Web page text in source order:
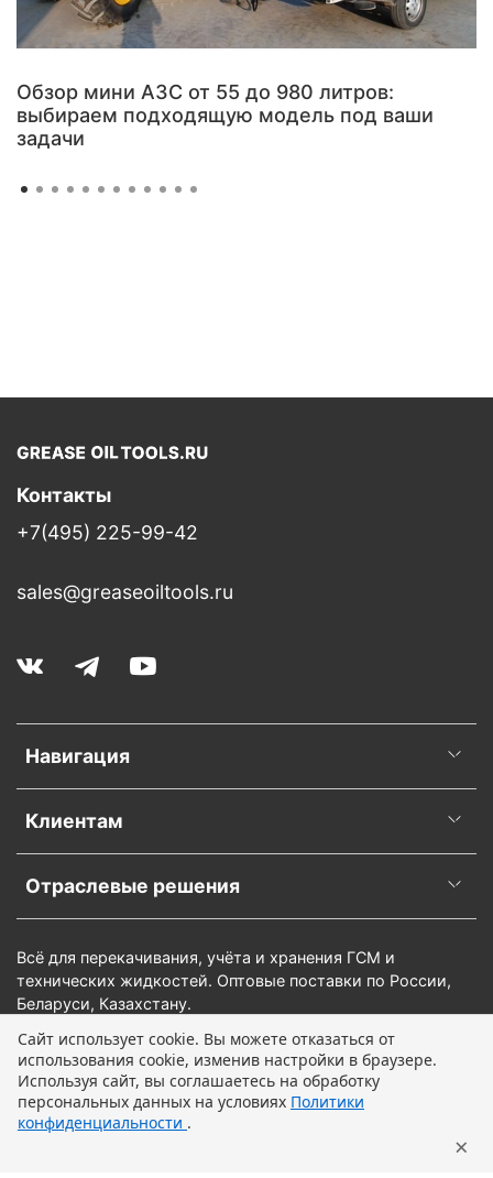
В корзину
Обзор мини АЗС от 55 до 980 литров:
выбираем подходящую модель под ваши
задачи
Навигация
Клиентам
Отраслевые решения
Контакты
+7(495) 225-99-42
sales@greaseoiltools.ru
Всё для перекачивания, учёта и хранения ГСМ и
технических жидкостей. Оптовые поставки по России,
Беларуси, Казахстану.
Сайт использует cookie. Вы можете отказаться от
использования cookie, изменив настройки в браузере.
Используя сайт, вы соглашаетесь на обработку
персональных данных на условиях Политики
конфиденциальности .
×